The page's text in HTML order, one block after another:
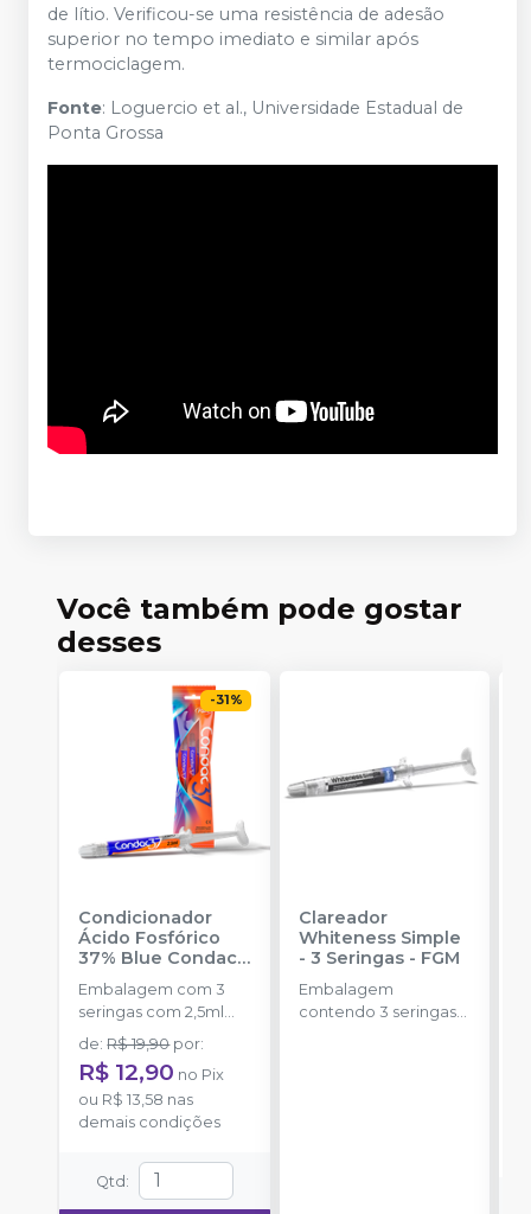
de lítio. Verificou-se uma resistência de adesão
superior no tempo imediato e similar após
termociclagem.
Fonte: Loguercio et al., Universidade Estadual de
Ponta Grossa
Você também pode gostar
desses
-31%
Condicionador
Ácido Fosfórico
37% Blue Condac-
FGM
Embalagem com 3
seringas com 2,5ml
cada uma e 3
ponteiras para
aplicação.
de:R$ 19,90 por:
R$ 12,90 no Pix
ou R$ 13,58 nas
demais condições
Qtd:
Clareador
Whiteness Simple
- 3 Seringas- FGM
Embalagem
contendo 3 seringas